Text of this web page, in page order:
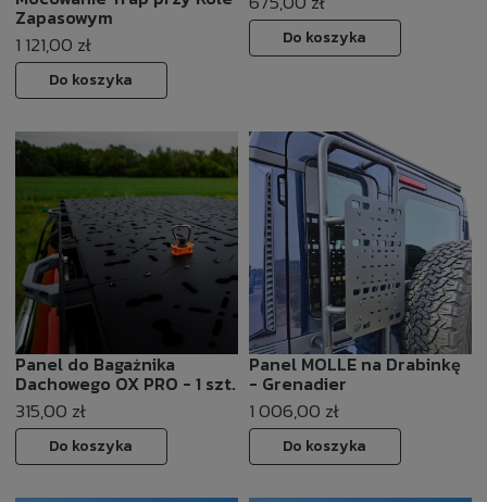
Zapasowym
1 121,00 zł
Do koszyka
Do koszyka
Panel do Bagażnika
Dachowego OX PRO - 1 szt.
315,00 zł
Do koszyka
Panel MOLLE na Drabinkę
- Grenadier
1 006,00 zł
Do koszyka